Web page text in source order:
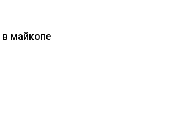
майкопе